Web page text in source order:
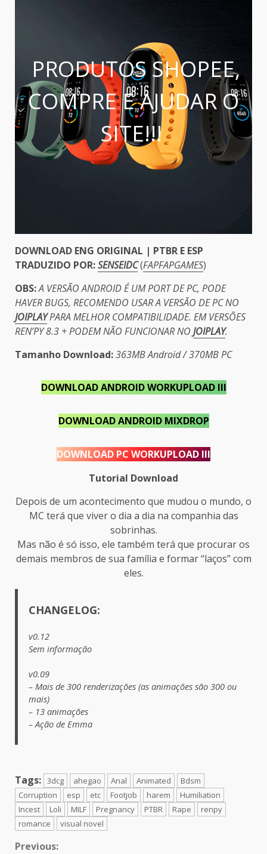
PRODUTOS SHOPEE,
COMPRE E AJUDAR O
SITE!!!
DOWNLOAD ENG ORIGINAL | PTBR E ESP
TRADUZIDO POR:SENSEIDC(FAPFAPGAMES)
OBS:A VERSÃO ANDROID É UM PORT DE PC, PODE
HAVER BUGS, RECOMENDO USAR A VERSÃO DE PC NO
JOIPLAYPARA MELHOR COMPATIBILIDADE. EM VERSÕES
REN’PY 8.3 + PODEM NÃO FUNCIONAR NO JOIPLAY.
Tamanho Download:363MB Android / 370MB PC
DOWNLOAD ANDROID WORKUPLOAD III
DOWNLOAD ANDROID MIXDROP
DOWNLOAD PC WORKUPLOAD III
Tutorial Download
Depois de um acontecimento que mudou o mundo, o
MC terá que viver o dia a dia na companhia das
sobrinhas.
Mas não é só isso, ele também terá que procurar os
demais membros de sua família e formar “laços” com
eles.​
CHANGELOG:
v0.12
Sem informação
v0.09
– Mais de 300 renderizações (as animações são 300 ou
mais)
– 13 animações
– Ação de Emma
Tags: 3dcg ahegao Anal Animated
Bdsm
Corruption
esp etc Footjob harem
Humiliation
Incest
Loli MILF Pregnancy PTBR Rape
renpy
romance
visual novel
Previous: